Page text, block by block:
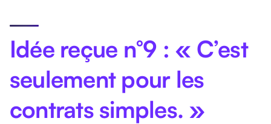
Idée reçue n°9 : « C’est
seulement pour les
contrats simples. »